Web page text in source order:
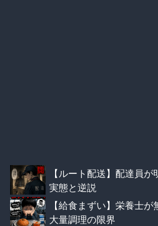
【ルート配送】配達員
実態と逆説
【給食まずい】栄養士
大量調理の限界